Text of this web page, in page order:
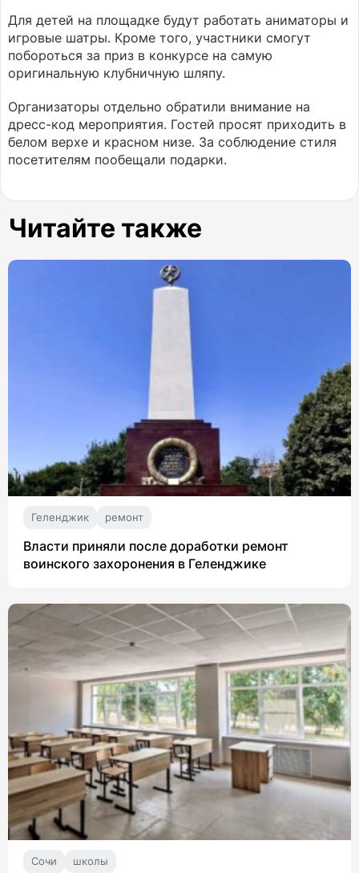
Для детей на площадке будут работать аниматоры и
игровые шатры. Кроме того, участники смогут
побороться за приз в конкурсе на самую
оригинальную клубничную шляпу.
Организаторы отдельно обратили внимание на
дресс-код мероприятия. Гостей просят приходить в
белом верхе и красном низе. За соблюдение стиля
посетителям пообещали подарки.
Читайте также
Геленджик ремонт
Власти приняли после доработки ремонт
воинского захоронения в Геленджике
Сочи школы